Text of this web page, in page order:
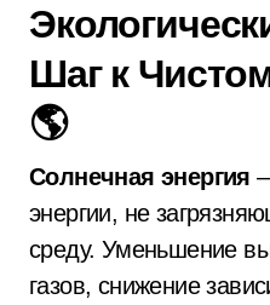
Шаг к
🌎
Солнечная энергия
энергии, не
среду. Уменьшение
газов, снижение